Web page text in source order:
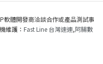
軟體開發商洽談合作或產品測試事
維護： Fast Line 台灣速連,阿腸數